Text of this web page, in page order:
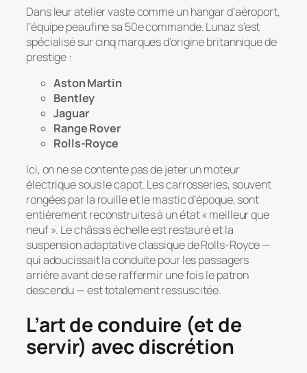
Dans leur atelier vaste comme un hangar d’aéroport,
l’équipe peaufine sa 50e commande. Lunaz s’est
spécialisé sur cinq marques d’origine britannique de
prestige :
Aston Martin
Bentley
Jaguar
Range Rover
Rolls-Royce
Ici, on ne se contente pas de jeter un moteur
électrique sous le capot. Les carrosseries, souvent
rongées par la rouille et le mastic d’époque, sont
entièrement reconstruites à un état « meilleur que
neuf ». Le châssis échelle est restauré et la
suspension adaptative classique de Rolls-Royce —
qui adoucissait la conduite pour les passagers
arrière avant de se raffermir une fois le patron
descendu — est totalement ressuscitée.
L’art de conduire (et de
servir) avec discrétion